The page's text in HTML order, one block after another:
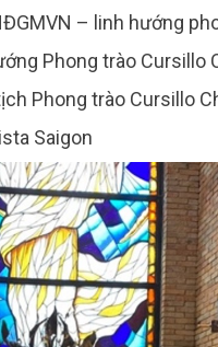
– linh hướng
Phong trào Cursillo
Phong trào Cursillo
Saigon